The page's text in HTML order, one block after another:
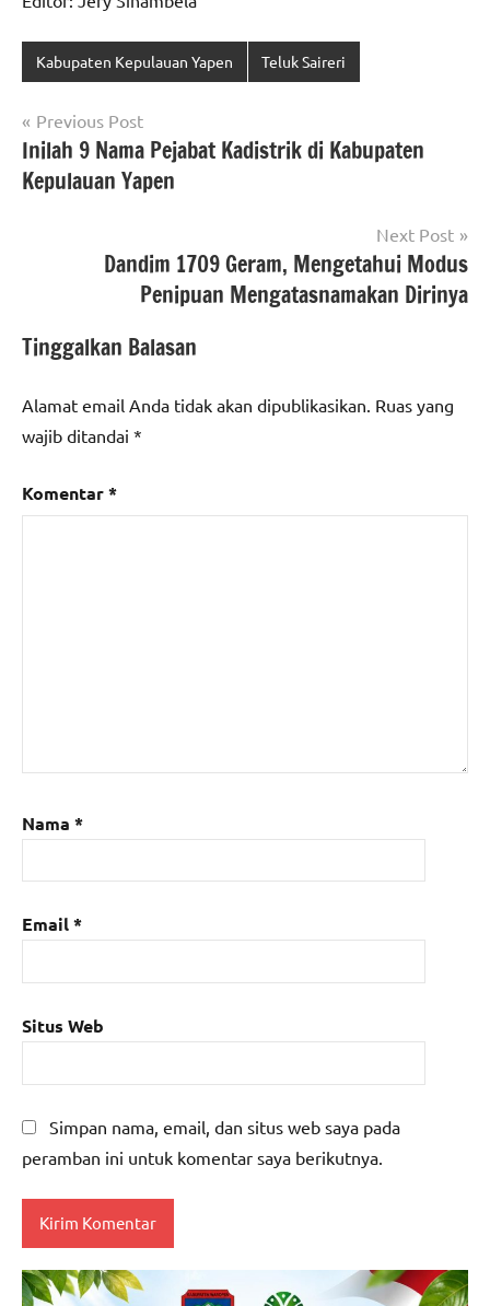
Kabupaten Kepulauan Yapen Teluk Saireri
Navigasi
pos
Previous Post
Inilah 9 Nama Pejabat Kadistrik di Kabupaten
Kepulauan Yapen
Next Post
Dandim 1709 Geram, Mengetahui Modus
Penipuan Mengatasnamakan Dirinya
Tinggalkan Balasan
Alamat email Anda tidak akan dipublikasikan. Ruas yang
wajib ditandai *
Komentar*
Nama *
Email*
Situs Web
Simpan nama, email, dan situs web saya pada
peramban ini untuk komentar saya berikutnya.